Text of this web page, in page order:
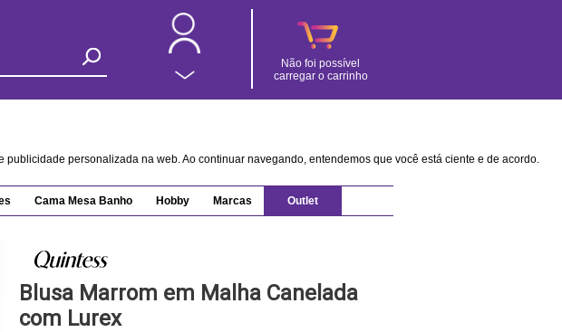
Não foi possível
carregar o carrinho
personalizada na web. Ao continuar navegando, entendemos que você está ciente e de acordo.
Cama Mesa Banho Hobby Marcas Outlet
Blusa Marrom em Malha Canelada
com Lurex